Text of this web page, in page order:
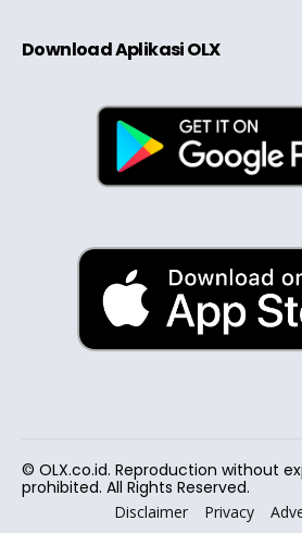
Download Aplikasi OLX
© OLX.co.id. Reproduction without
prohibited. All Rights Reserved.
Disclaimer Privacy